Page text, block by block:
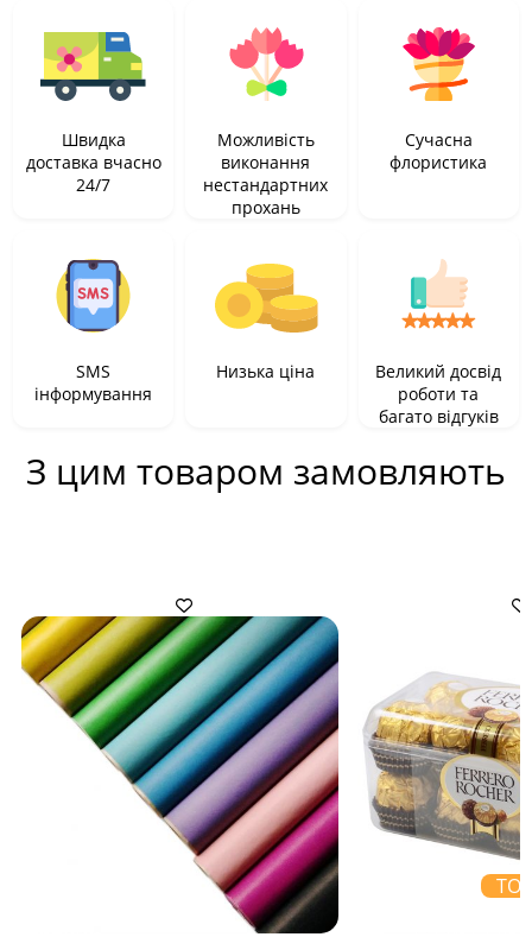
Швидка
доставка вчасно
24/7
Можливість
виконання
нестандартних
прохань
Сучасна
флористика
SMS
інформування
Низька ціна
Великий досвід
роботи та
багато відгуків
З цим товаром замовляють